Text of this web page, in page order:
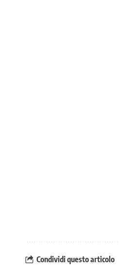
Condividi questo articolo